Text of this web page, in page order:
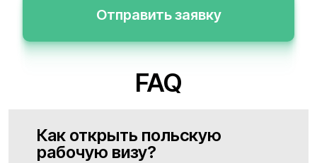
Отправить заявку
FAQ
Как открыть польскую
рабочую визу?